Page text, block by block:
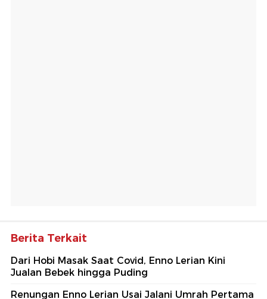
Berita Terkait
Dari Hobi Masak Saat Covid, Enno Lerian Kini
Jualan Bebek hingga Puding
Renungan Enno Lerian Usai Jalani Umrah Pertama